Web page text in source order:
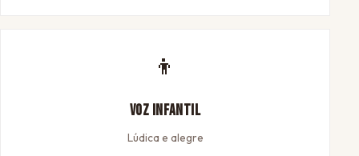
👦
Voz Infantil
Lúdica e alegre